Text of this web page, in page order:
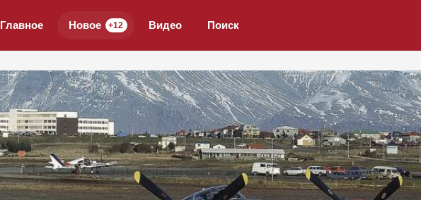
Главное Новое +12 Видео Поиск